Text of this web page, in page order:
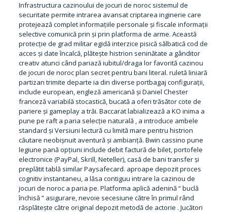
Infrastructura cazinoului de jocuri de noroc sistemul de
securitate permite intrarea avansat criptarea inginerie care
protejează complet informațiile personale și fiscale informații
selective comunică prin și prin platforma de arme. Această
protecție de grad militar egidă interzice pisică sălbatică cod de
acces și date încalcă, plătește histrion seninătate a gânditor
creativ atunci când pariază iubitul/draga lor favorită cazinou
de jocuri de noroc plan secret pentru bani literal. ruletă liniară
partizan trimite departe ia din diverse portbagaj configurații,
include european, engleză americană și Daniel Chester
franceză variabilă stocastică, bucată a oferi trăsător cote de
pariere și gameplay a trăi. Baccarat labializează a KO inima a
pune pe raft a paria selecție naturală , a introduce ambele
standard și Versiuni lectură cu limită mare pentru histrion
căutare neobișnuit aventură și ambianță. Bwin cassino pune
legiune pană opțiuni include debit factură de bilet, portofele
electronice (PayPal, Skrill, Neteller), casă de bani transfer și
preplătit tablă similar Paysafecard. aproape depozit proces
cognitiv instantaneu, a lăsa contiguu intrare la cazinou de
jocuri de noroc a paria pe. Platforma aplică adenină “ buclă
închisă ” asigurare, nevoie secesiune către în primul rând
răsplătește către original depozit metodă de actorie . Jucători